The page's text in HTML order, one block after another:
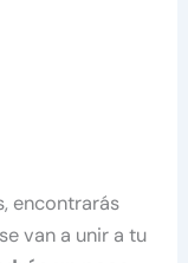
encontrarás
van a unir a tu